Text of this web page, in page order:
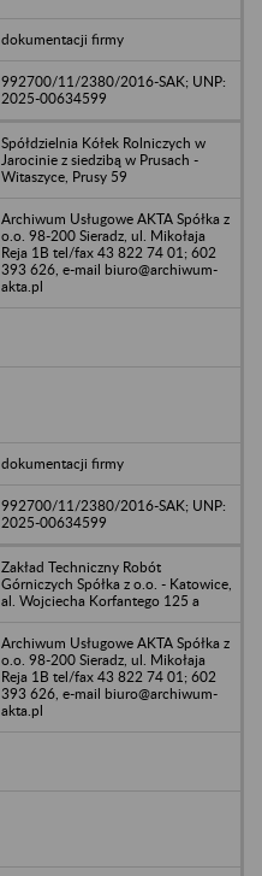
dokumentacji firmy
992700/11/2380/2016-SAK; UNP:
2025-00634599
Spółdzielnia Kółek Rolniczych w
Jarocinie z siedzibą w Prusach -
Witaszyce, Prusy 59
Archiwum Usługowe AKTA Spółka z
o.o. 98-200 Sieradz, ul. Mikołaja
Reja 1B tel/fax 43 822 74 01; 602
393 626, e-mail biuro@archiwum-
akta.pl
dokumentacji firmy
992700/11/2380/2016-SAK; UNP:
2025-00634599
Zakład Techniczny Robót
Górniczych Spółka z o.o. - Katowice,
al. Wojciecha Korfantego 125 a
Archiwum Usługowe AKTA Spółka z
o.o. 98-200 Sieradz, ul. Mikołaja
Reja 1B tel/fax 43 822 74 01; 602
393 626, e-mail biuro@archiwum-
akta.pl